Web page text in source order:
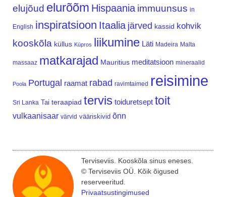
elujõud elurõõm Hispaania immuunsus in
English inspiratsioon Itaalia järved kassid kohvik
kooskõla küllus Küpros liikumine Läti Madeira Malta
massaaz matkarajad Mauritius meditatsioon mineraalid
Poola Portugal raamat rabad ravimtaimed reisimine
Sri Lanka Tai teraapiad tervis toiduretsept toit
vulkaanisaar värvid vääriskivid õnn
Terviseviis. Kooskõla sinus eneses.
© Terviseviis OÜ. Kõik õigused
reserveeritud.
Privaatsustingimused